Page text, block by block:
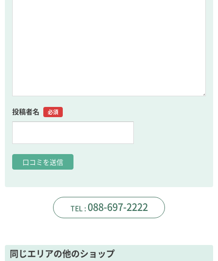
一人暮らしの父が亡くなったのですが、その遺品を引き取っても
らいました。
とても丁寧な対応で、こころよく引き取ってもらえまいた。
他では買取不可なものなどは、こちらに相談するとよいと思いま
す。
買取を依頼したところ、予定時間から1時間近く遅刻、一切の謝罪
先に査定価格を教えてほしい、と伝えても無視され、
そのあとで、値段がつかない、0円買取、と言われました。
投稿者名 必須
088-697-2222
同じエリアの他のショップ